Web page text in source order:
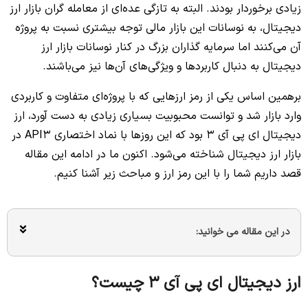
زیادی برخوردار بودند. البته به تازگی عده‌ای از معامله گران بازار ارز
دیجیتال، به نوسانات این بازار مالی توجه بیشتری نسبت به پروژه
آن می‌کنند اما سرمایه گذاران بزرگ در کنار نوسانات بازار ارز
دیجیتال به دنبال کاربردها و ویژگی‌های آن‌ها نیز می‌باشند.
برهمین اساس یکی از رمز ارزهایی که با پروژه‌ای متفاوت و کاربردی
وارد بازار شد و توانست محبوبیت بسیاری زیادی به دست آورد، ارز
دیجیتال ای پی آی 3 بود که این روزها با نماد اختصاری API3 در
بازار ارز دیجیتال شناخته می‌شود. اکنون ما در ادامه این مقاله
قصد داریم شما را با این رمز ارز و مباحث زیر آشنا کنیم.
در این مقاله می خوانید:
ارز دیجیتال ای پی آی 3 چیست؟